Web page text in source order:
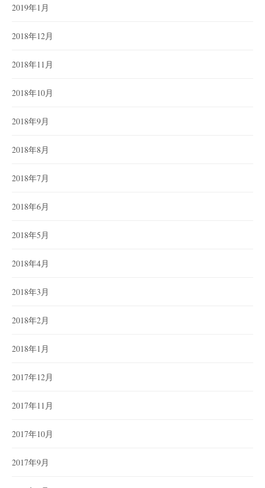
2019年1月
2018年12月
2018年11月
2018年10月
2018年9月
2018年8月
2018年7月
2018年6月
2018年5月
2018年4月
2018年3月
2018年2月
2018年1月
2017年12月
2017年11月
2017年10月
2017年9月